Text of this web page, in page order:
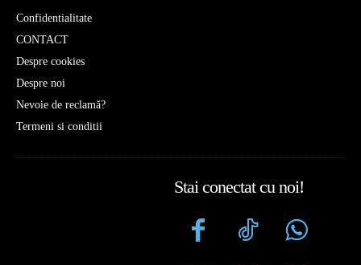
Confidentialitate
CONTACT
Despre cookies
Despre noi
Nevoie de reclamă?
Termeni si conditii
Stai conectat cu noi!